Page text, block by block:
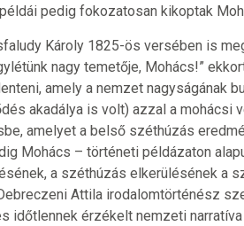
pedig fokozatosan kikoptak
Károly 1825-ös versében is
nagy temetője, Mohács!”
amely a nemzet nagyságának
akadálya is volt) azzal a mohácsi
amelyet a belső széthúzás
Mohács – történeti példázaton
a széthúzás elkerülésének a
Attila irodalomtörténész
időtlennek érzékelt nemzeti